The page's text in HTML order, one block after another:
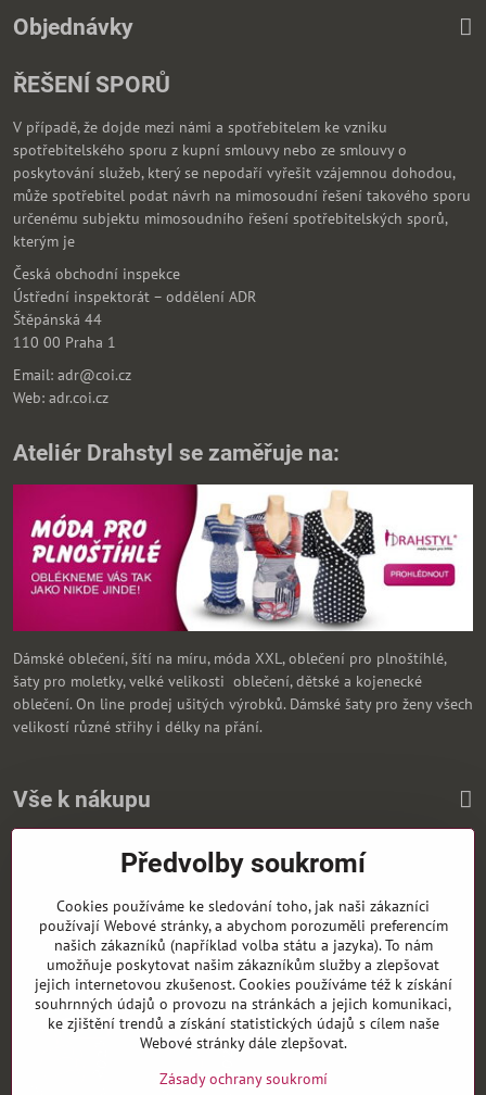
Objednávky
ŘEŠENÍ SPORŮ
V případě, že dojde mezi námi a spotřebitelem ke vzniku
spotřebitelského sporu z kupní smlouvy nebo ze smlouvy o
poskytování služeb, který se nepodaří vyřešit vzájemnou dohodou,
může spotřebitel podat návrh na mimosoudní řešení takového sporu
určenému subjektu mimosoudního řešení spotřebitelských sporů,
kterým je
Česká obchodní inspekce
Ústřední inspektorát – oddělení ADR
Štěpánská 44
110 00 Praha 1
Email: adr@coi.cz
Web: adr.coi.cz
Ateliér Drahstyl se zaměřuje na:
Dámské oblečení, šítí na míru, móda XXL, oblečení pro plnoštíhlé,
šaty pro moletky, velké velikosti oblečení, dětské a kojenecké
oblečení. On line prodej ušitých výrobků. Dámské šaty pro ženy všech
velikostí různé střihy i délky na přání.
Vše k nákupu
Zasíláme i na SlovenskoPředvolby soukromí
Cookies používáme ke sledování toho, jak naši zákazníci
používají Webové stránky, a abychom porozuměli preferencím
našich zákazníků (například volba státu a jazyka). To nám
umožňuje poskytovat našim zákazníkům služby a zlepšovat
jejich internetovou zkušenost. Cookies používáme též k získání
souhrnných údajů o provozu na stránkách a jejich komunikaci,
ke zjištění trendů a získání statistických údajů s cílem naše
Webové stránky dále zlepšovat.
Zásady ochrany soukromí